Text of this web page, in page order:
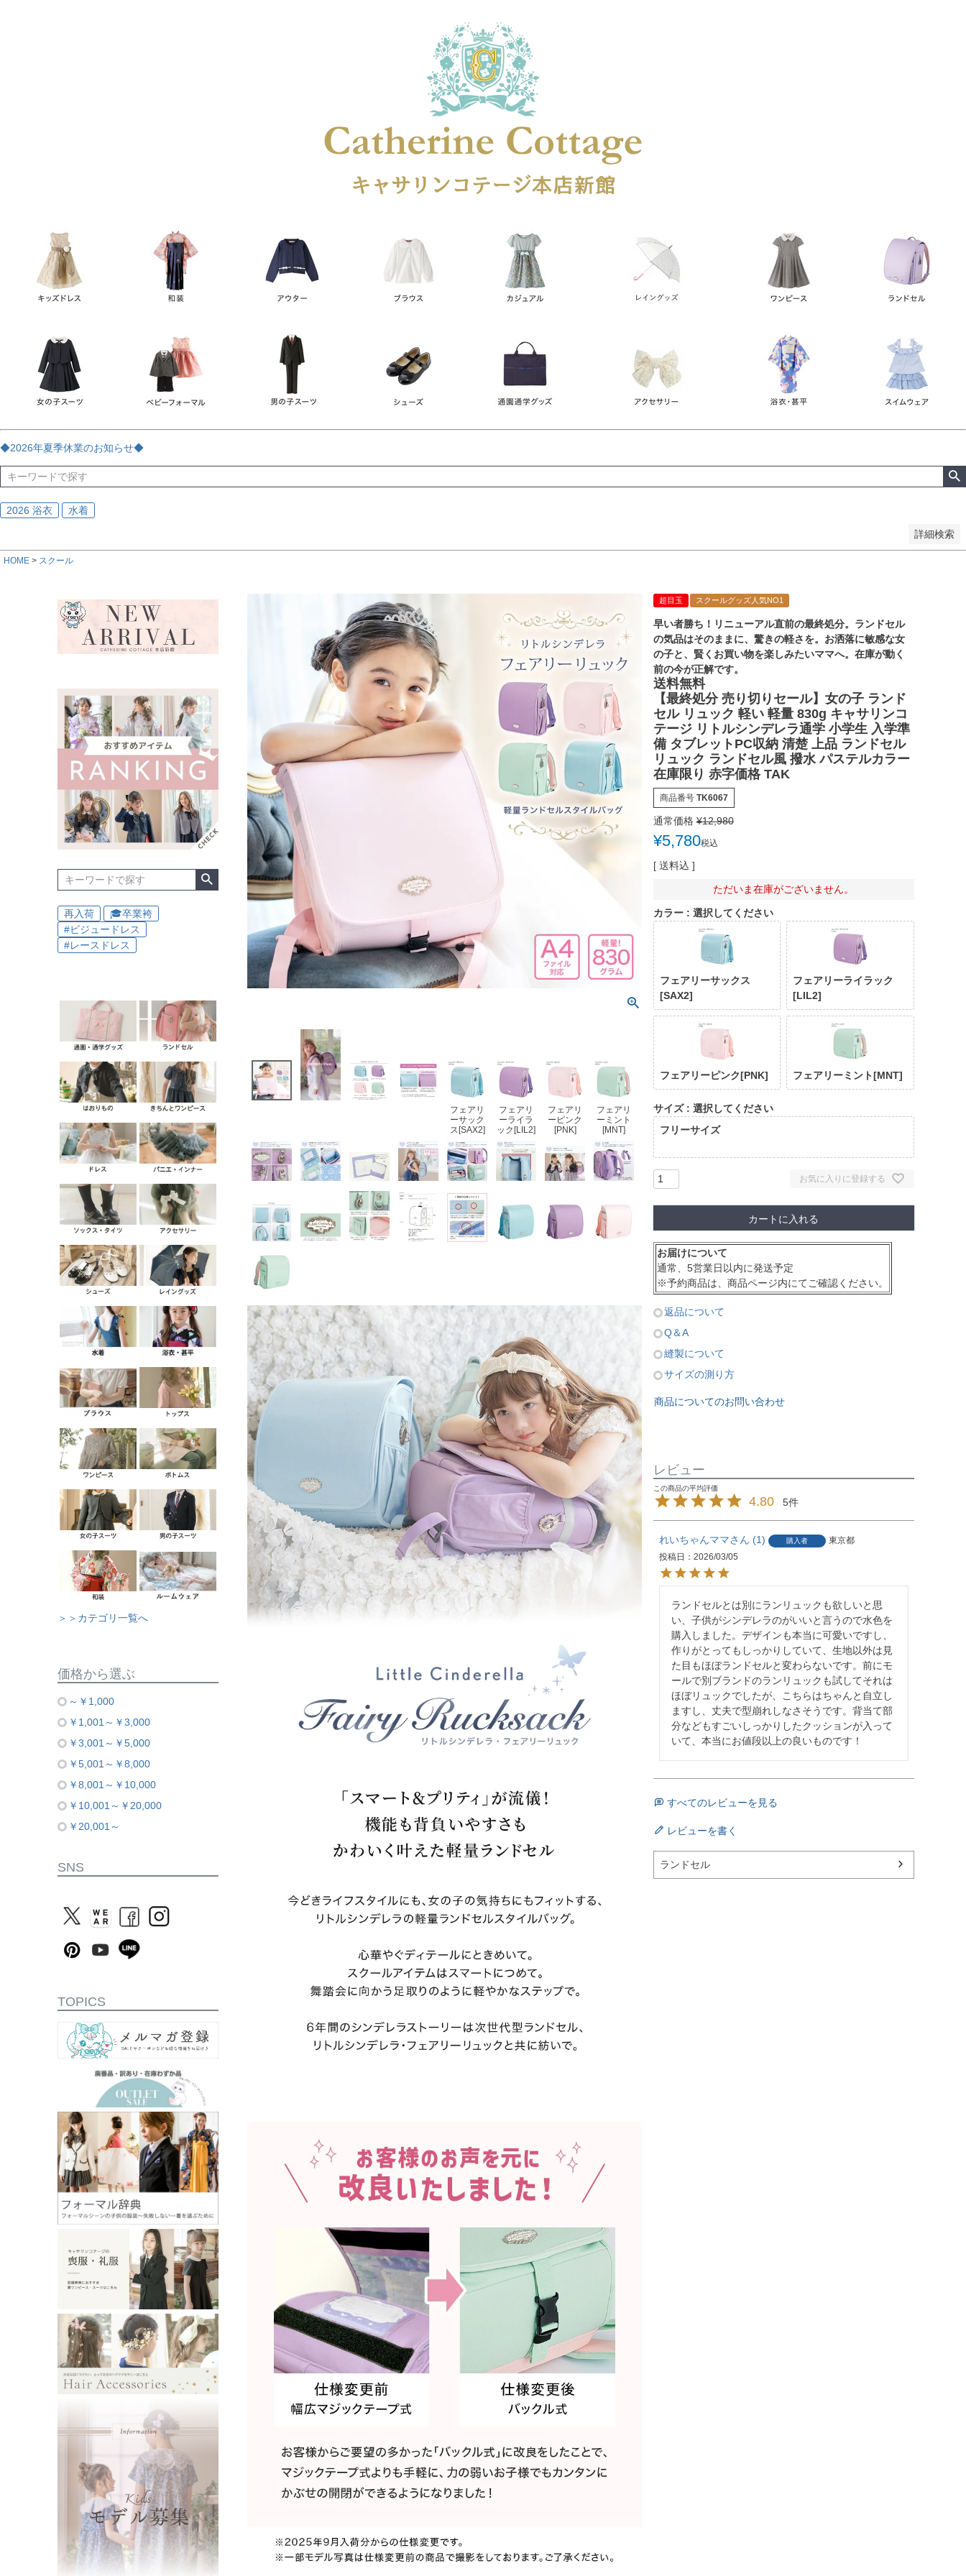
◆2026年夏季休業のお知らせ◆
2026 浴衣 水着
詳細検索
女の子スーツ
男の子スーツ
袖の長さ
ノースリーブ
長袖
サイズ
指定なし
90 95 130 160
165
170
ブラック
ゴールド
在庫なし商品
在庫なし商品を表示しない
商品番号
並び順
新着順
価格が安い順 価格が高い順 優先度順
レビュー順
キーワードヒット順
HOME スクール
再入荷
🎓卒業袴
#ビジュードレス
#レースドレス
＞＞カテゴリ一覧へ
価格から選ぶ
～￥1,000
￥1,001～￥3,000
￥3,001～￥5,000
￥5,001～￥8,000
￥8,001～￥10,000
￥10,001～￥20,000
￥20,001～
SNS
TOPICS
フェアリ
ーサック
ス[SAX2]
フェアリ
ーライラ
ック[LIL2]
フェアリ
ーピンク
[PNK]
フェアリ
ーミント
[MNT]
超目玉 スクールグッズ人気NO1
早い者勝ち！リニューアル直前の最終処分。ランドセル
の気品はそのままに、驚きの軽さを。お洒落に敏感な女
の子と、賢くお買い物を楽しみたいママへ。在庫が動く
前の今が正解です。
送料無料
【最終処分 売り切りセール】女の子 ランド
セル リュック 軽い 軽量 830g キャサリンコ
テージ リトルシンデレラ通学 小学生 入学準
備 タブレットPC収納 清楚 上品 ランドセル
リュック ランドセル風 撥水 パステルカラー
在庫限り 赤字価格 TAK
商品番号 TK6067
通常価格 ¥12,980
¥5,780税込
送料込
ただいま在庫がございません。
カラー 選択してください
フェアリーサックス
[SAX2]
フェアリーライラック
[LIL2]
フェアリーピンク[PNK] フェアリーミント[MNT]
サイズ
選択してください
フリーサイズ
お気に入りに登録する
カートに入れる
お届けについて
通常、5営業日以内に発送予定
※予約商品は、商品ページ内にてご確認ください。
返品について
Q＆A
縫製について
サイズの測り方
商品についてのお問い合わせ
レビュー
4.80 5
れいちゃんママ 1 購入者
東京都
投稿日
2026/03/05
ランドセルとは別にランリュックも欲しいと思
い、子供がシンデレラのがいいと言うので水色を
購入しました。デザインも本当に可愛いですし、
作りがとってもしっかりしていて、生地以外は見
た目もほぼランドセルと変わらないです。前にモ
ールで別ブランドのランリュックも試してそれは
ほぼリュックでしたが、こちらはちゃんと自立し
ますし、丈夫で型崩れしなさそうです。背当て部
分などもすごいしっかりしたクッションが入って
いて、本当にお値段以上の良いものです！
すべてのレビューを見る
レビューを書く
ランドセル